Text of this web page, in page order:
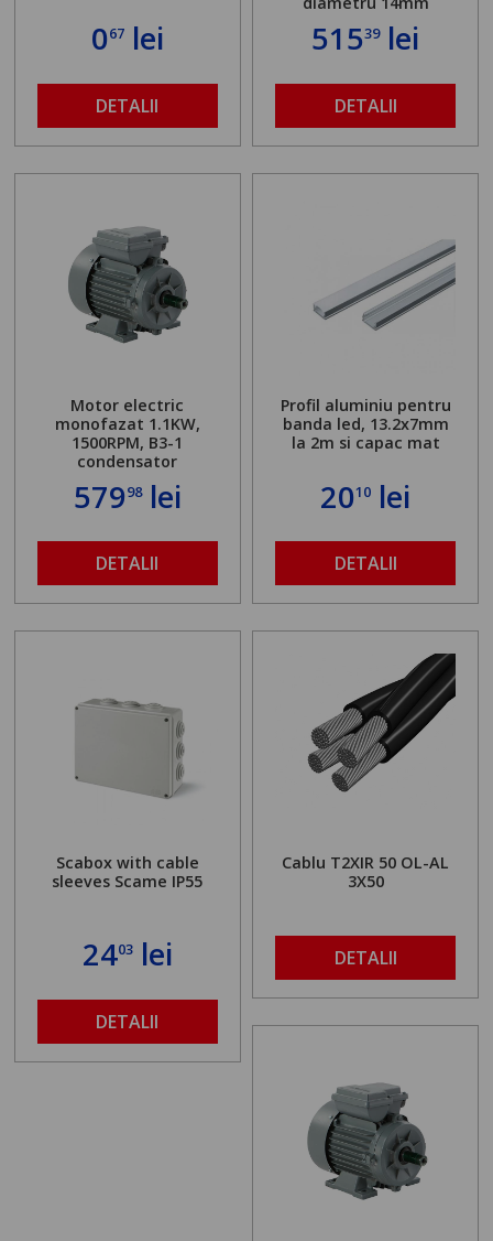
067lei
DETALII
51539lei
DETALII
Motor electric
monofazat 1.1KW,
1500RPM, B3-1
condensator
57998lei
DETALII
Profil aluminiu pentru
banda led, 13.2x7mm
la 2m si capac mat
2010 lei
DETALII
Scabox with cable
sleeves Scame IP55
2403lei
DETALII
Cablu T2XIR 50 OL-AL
3X50
DETALII